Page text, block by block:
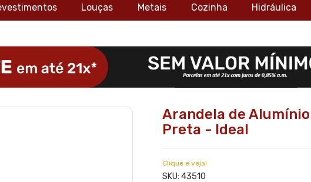
Louças Metais Cozinha Hidráulica
Arandela de
Preta - Ideal
Clique e veja!
SKU: 43510